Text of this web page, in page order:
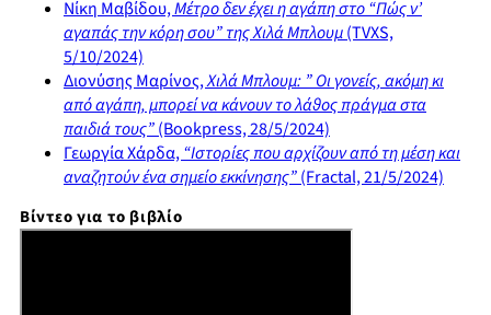
Νίκη Μαβίδου,Μέτρο δεν έχει η αγάπη στο “Πώς ν’
αγαπάς την κόρη σου” της Χιλά Μπλουμ(TVXS,
5/10/2024)
Διονύσης Μαρίνος,Χιλά Μπλουμ: ” Οι γονείς, ακόμη κι
από αγάπη, μπορεί να κάνουν το λάθος πράγμα στα
παιδιά τους”(Bookpress, 28/5/2024)
Γεωργία Χάρδα,“Ιστορίες που αρχίζουν από τη μέση και
αναζητούν ένα σημείο εκκίνησης”(Fractal, 21/5/2024)
Βίντεο για το βιβλίο